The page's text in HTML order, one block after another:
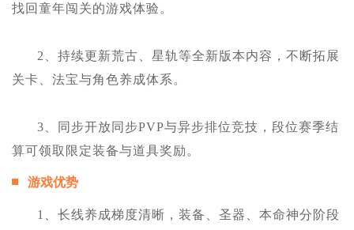
找回童年闯关的游戏体验。
2、持续更新荒古、星轨等全新版本内容，不断拓展
关卡、法宝与角色养成体系。
3、同步开放同步PVP与异步排位竞技，段位赛季结
算可领取限定装备与道具奖励。
游戏优势
1、长线养成梯度清晰，装备、圣器、本命神分阶段